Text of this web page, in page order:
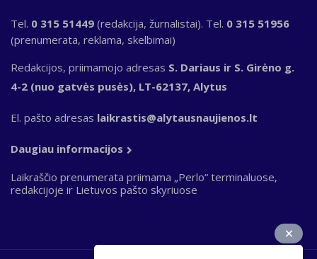
Tel. 0 315 51449 (redakcija, žurnalistai). Tel. 0 315 51956
(prenumerata, reklama, skelbimai)
Redakcijos, priimamojo adresas S. Dariaus ir S. Girėno g.
4-2 (nuo gatvės pusės), LT-62137, Alytus
El. pašto adresas laikrastis@alytausnaujienos.lt
Daugiau informacijos
Laikraščio prenumerata priimama „Perlo“ terminaluose,
redakcijoje ir Lietuvos pašto skyriuose